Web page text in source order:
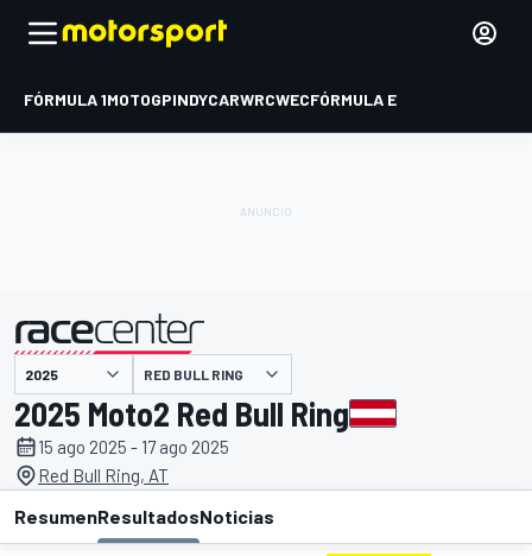
FÓRMULA 1MOTOGPINDYCARWRCWECFÓRMULA E
presentado por RED BULL RING
2025 Moto2 Red Bull Ring
15 ago 2025 - 17 ago 2025
Red Bull Ring, AT
ResumenResultadosNoticias